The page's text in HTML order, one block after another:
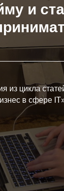
и
из цикла
в сфере